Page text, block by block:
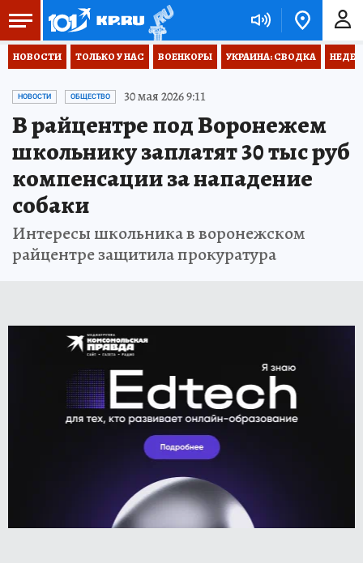
НОВОСТИ ТОЛЬКО У НАС ВОЕНКОРЫ УКРАИНА: СВОДКА
НОВОСТИ ОБЩЕСТВО 30 мая 2026 9:11
В райцентре под Воронежем
школьнику заплатят 30 тыс руб
компенсации за нападение
собаки
Интересы школьника в воронежском
райцентре защитила прокуратура